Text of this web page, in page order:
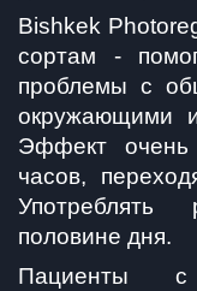
Bishkek
сортам -
проблемы с
окружающими
Эффект очень
часов,
Употреблять
половине дня.
Пациенты с